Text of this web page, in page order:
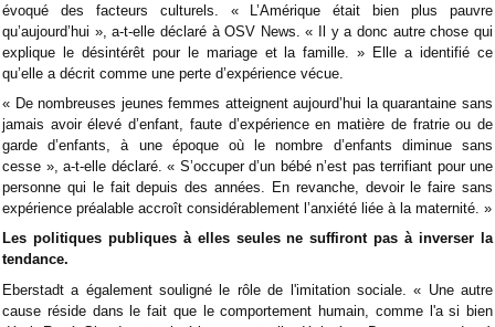
évoqué des facteurs culturels. « L’Amérique était bien plus pauvre
qu’aujourd’hui », a-t-elle déclaré à OSV News. « Il y a donc autre chose qui
explique le désintérêt pour le mariage et la famille. » Elle a identifié ce
qu’elle a décrit comme une perte d’expérience vécue.
« De nombreuses jeunes femmes atteignent aujourd’hui la quarantaine sans
jamais avoir élevé d’enfant, faute d’expérience en matière de fratrie ou de
garde d’enfants, à une époque où le nombre d’enfants diminue sans
cesse », a-t-elle déclaré. « S’occuper d’un bébé n’est pas terrifiant pour une
personne qui le fait depuis des années. En revanche, devoir le faire sans
expérience préalable accroît considérablement l’anxiété liée à la maternité. »
Les politiques publiques à elles seules ne suffiront pas à inverser la
tendance.
Eberstadt a également souligné le rôle de l'imitation sociale. « Une autre
cause réside dans le fait que le comportement humain, comme l'a si bien